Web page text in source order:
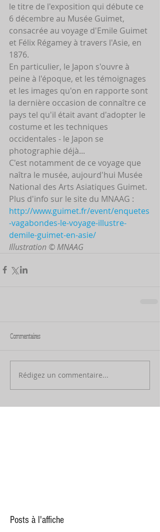
le titre de l'exposition qui débute ce
6 décembre au Musée Guimet,
consacrée au voyage d'Emile Guimet
et Félix Régamey à travers l'Asie, en
1876.
En particulier, le Japon s'ouvre à
peine à l'époque, et les témoignages
et les images qu'on en rapporte sont
la dernière occasion de connaître ce
pays tel qu'il était avant d'adopter le
costume et les techniques
occidentales - le Japon se
photographie déjà...
C'est notamment de ce voyage que
naîtra le musée, aujourd'hui Musée
National des Arts Asiatiques Guimet.
Plus d'info sur le site du MNAAG :
http://www.guimet.fr/event/enquetes
-vagabondes-le-voyage-illustre-
demile-guimet-en-asie/
Illustration © MNAAG
Commentaires
Rédigez un commentaire...
Posts à l'affiche